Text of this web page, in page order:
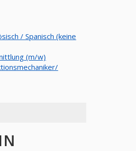
/ Spanisch (keine
(m/w)